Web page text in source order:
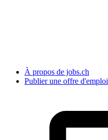
À propos de jobs.ch
Publier une offre d'emploi